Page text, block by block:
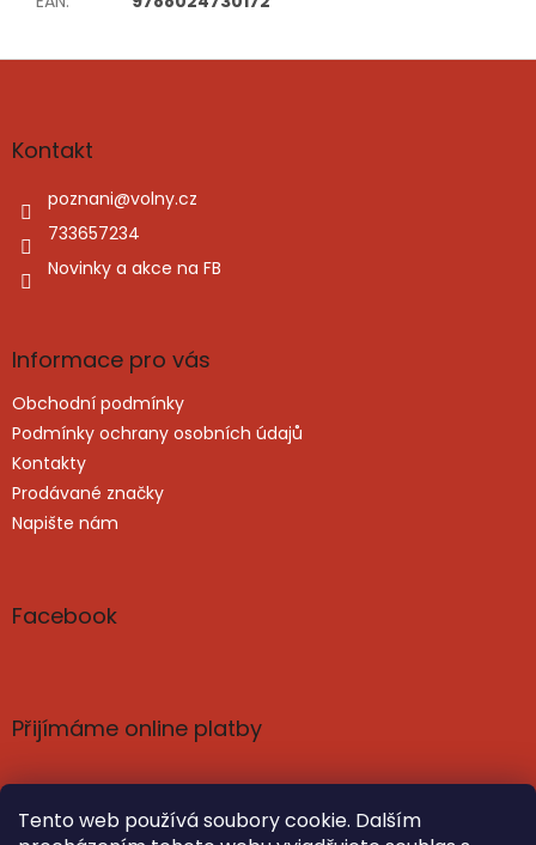
Tento web používá soubory cookie. Dalším
Z
aKontakt
poznani@volny.cz
733657234
Novinky a akce na FB
Informace pro vás
Obchodní podmínky
Podmínky ochrany osobních údajů
Kontakty
Prodávané značky
Napište nám
Facebook
Přijímáme online platby